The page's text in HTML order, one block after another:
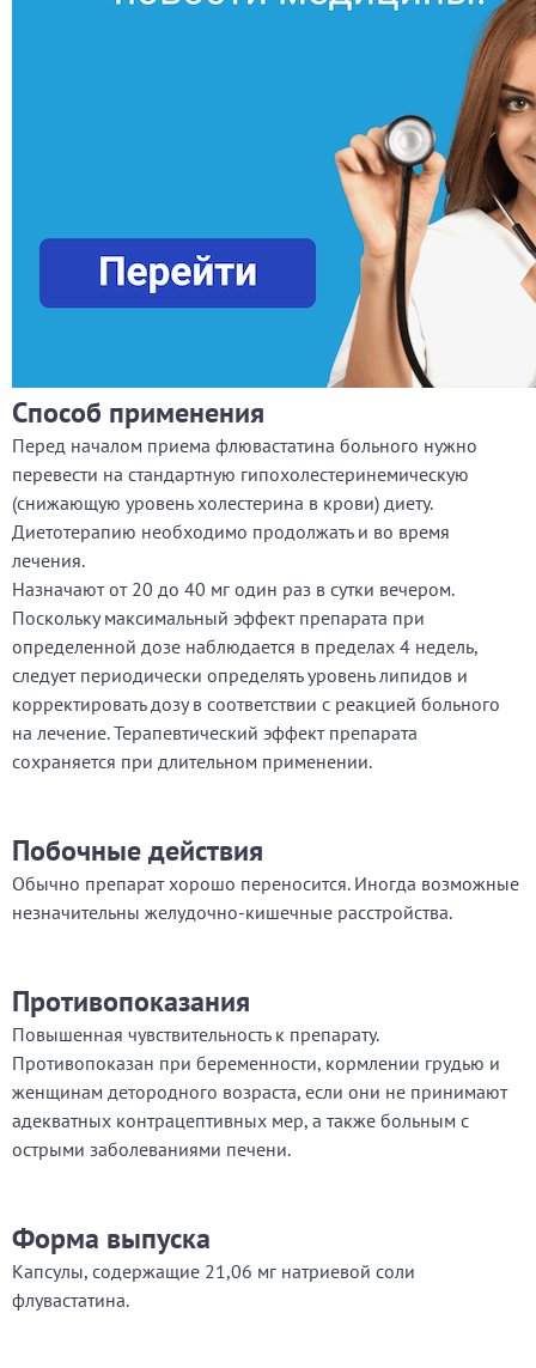
Способ применения
Перед началом приема флювастатина больного нужно
перевести на стандартную гипохолестеринемическую
(снижающую уровень холестерина в крови) диету.
Диетотерапию необходимо продолжать и во время
лечения.
Назначают от 20 до 40 мг один раз в сутки вечером.
Поскольку максимальный эффект препарата при
определенной дозе наблюдается в пределах 4 недель,
следует периодически определять уровень липидов и
корректировать дозу в соответствии с реакцией больного
на лечение. Терапевтический эффект препарата
сохраняется при длительном применении.
Побочные действия
Обычно препарат хорошо переносится. Иногда возможные
незначительны желудочно-кишечные расстройства.
Противопоказания
Повышенная чувствительность к препарату.
Противопоказан при беременности, кормлении грудью и
женщинам детородного возраста, если они не принимают
адекватных контрацептивных мер, а также больным с
острыми заболеваниями печени.
Форма выпуска
Капсулы, содержащие 21,06 мг натриевой соли
флувастатина.